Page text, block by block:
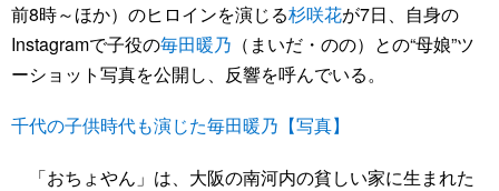
前8時～ほか）のヒロインを演じる杉咲花が7日、自身の
Instagramで子役の毎田暖乃 （まいだ・のの）との“母娘”ツ
ーショット写真を公開し、反響を呼んでいる。
千代の子供時代も演じた毎田暖乃【写真】
「おちょやん」は、大阪の南河内の貧しい家に生まれた